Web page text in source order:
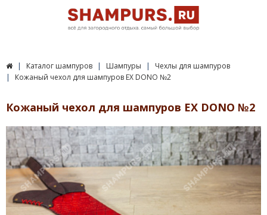
Каталог шампуров Шампуры
Чехлы для шампуров
Кожаный чехол для шампуров EX DONO №2
Кожаный чехол для шампуров EX DONO №2